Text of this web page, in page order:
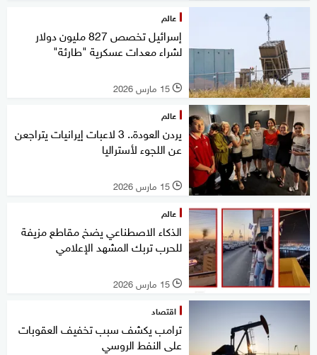
عالم
إسرائيل تخصص 827 مليون دولار
لشراء معدات عسكرية "طارئة"
l 15 مارس 2026
عالم
يردن العودة.. 3 لاعبات إيرانيات يتراجعن
عن اللجوء لأستراليا
l 15 مارس 2026
عالم
الذكاء الاصطناعي يضخ مقاطع مزيفة
للحرب تربك المشهد الإعلامي
l 15 مارس 2026
اقتصاد
ترامب يكشف سبب تخفيف العقوبات
على النفط الروسي